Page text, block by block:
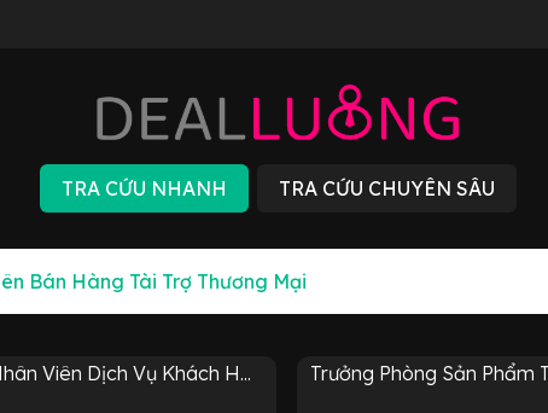
Viên Dịch Vụ Khách H... Trưởng Phòng Sản Phẩm